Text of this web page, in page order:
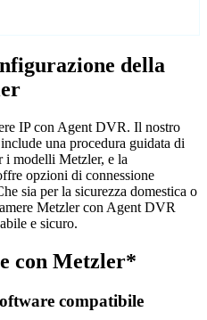
della
IP con Agent DVR. Il nostro
una procedura guidata di
i modelli Metzler, e la
opzioni di connessione
sia per la sicurezza domestica o
Metzler con Agent DVR
e sicuro.
con Metzler*
compatibile